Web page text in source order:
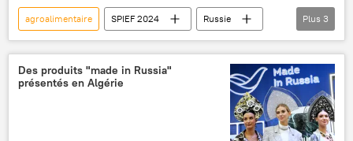
agroalimentaire SPIEF 2024
Russie
Afrique
blé exportations
Plus 3
Des produits "made in Russia"
présentés en Algérie